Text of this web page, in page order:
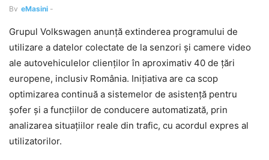
By eMasini -
Grupul Volkswagen anunță extinderea programului de
utilizare a datelor colectate de la senzori și camere video
ale autovehiculelor clienților în aproximativ 40 de țări
europene, inclusiv România. Inițiativa are ca scop
optimizarea continuă a sistemelor de asistență pentru
șofer și a funcțiilor de conducere automatizată, prin
analizarea situațiilor reale din trafic, cu acordul expres al
utilizatorilor.